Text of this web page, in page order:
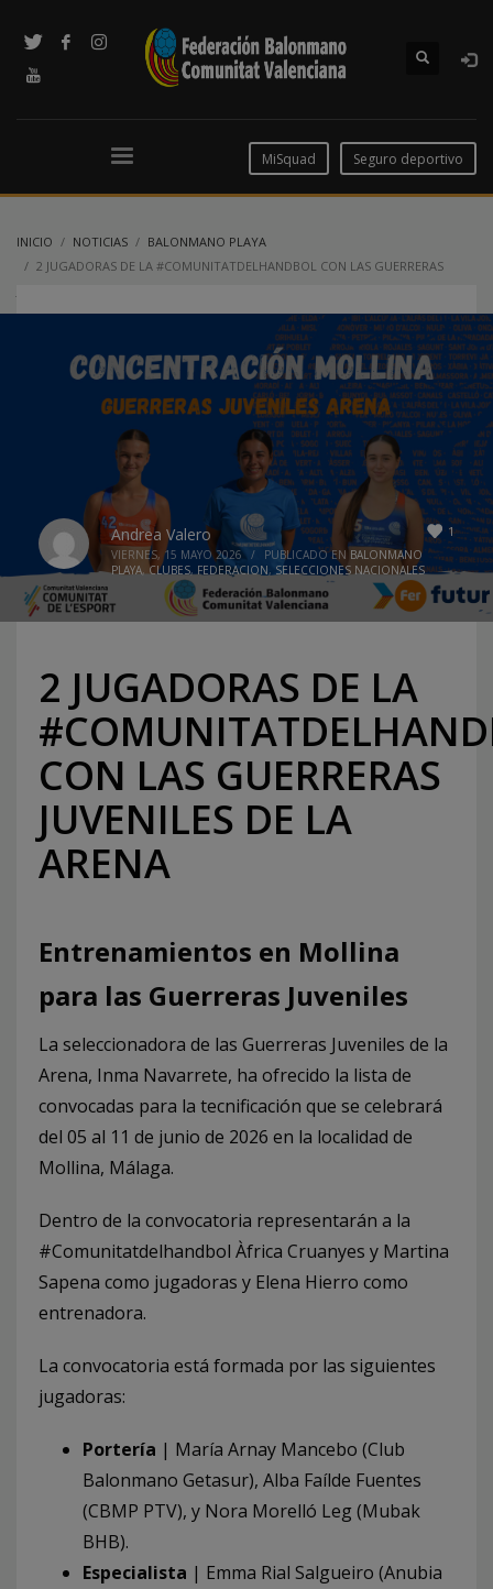
MiSquad Seguro deportivo
INICIO NOTICIAS
BALONMANO PLAYA
2 JUGADORAS DE LA #COMUNITATDELHANDBOL CON LAS GUERRERAS
1
Andrea Valero
VIERNES, 15 MAYO 2026 / PUBLICADO EN BALONMANO
PLAYA, CLUBES, FEDERACION, SELECCIONES NACIONALES
2 JUGADORAS DE LA
CON LAS GUERRERAS
JUVENILES DE LA
ARENA
Entrenamientos en Mollina
para las Guerreras Juveniles
La seleccionadora de las Guerreras Juveniles de la
Arena, Inma Navarrete, ha ofrecido la lista de
convocadas para la tecnificación que se celebrará
del 05 al 11 de junio de 2026 en la localidad de
Mollina, Málaga.
Dentro de la convocatoria representarán a la
#Comunitatdelhandbol Àfrica Cruanyes y Martina
Sapena como jugadoras y Elena Hierro como
entrenadora.
La convocatoria está formada por las siguientes
jugadoras:
Portería | María Arnay Mancebo (Club
Balonmano Getasur), Alba Faílde Fuentes
(CBMP PTV), y Nora Morelló Leg (Mubak
BHB).
Especialista | Emma Rial Salgueiro (Anubia